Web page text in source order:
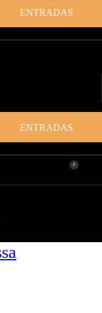
ENTRADAS
ENTRADAS
0